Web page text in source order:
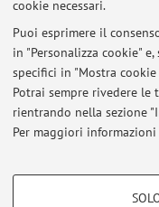
cookie necessari.
Puoi esprimere il
in "Personalizza cookie"
specifici in "Mostra
Potrai sempre rivedere le
rientrando nella sezione
Per maggiori informazioni
COOKIE DI
Al